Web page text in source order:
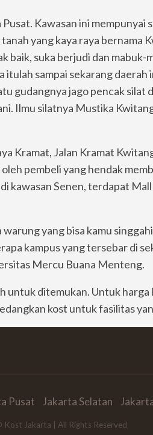
Kawasan ini
yang kaya raya bernama
suka berjudi dan
sampai sekarang
gudangnya jago pencak
Ilmu silatnya Mustika
Kramat, Jalan Kramat
pembeli yang hendak
kawasan Senen, terdapat
yang bisa kamu
kampus yang tersebar di
Mercu Buana Menteng.
untuk ditemukan. Untuk
kost untuk fasilitas
Pusat Jakarta Selatan
Kost Jakarta | All Rights Reserved